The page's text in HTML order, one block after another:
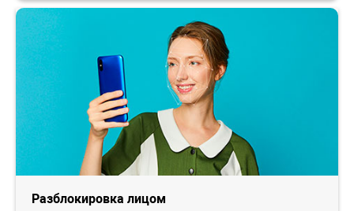
Разблокировка лицом